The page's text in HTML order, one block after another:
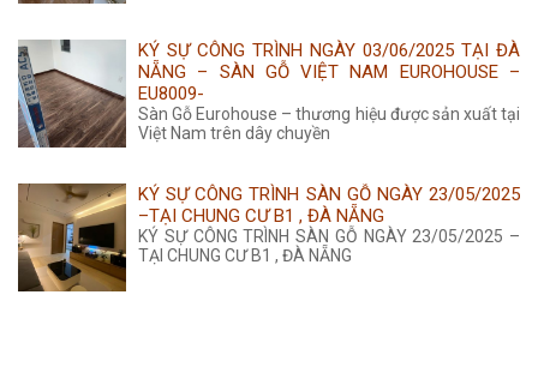
KÝ SỰ CÔNG TRÌNH NGÀY 03/06/2025 TẠI ĐÀ
NẴNG – SÀN GỖ VIỆT NAM EUROHOUSE –
EU8009-
Sàn Gỗ Eurohouse – thương hiệu được sản xuất tại
Việt Nam trên dây chuyền
KÝ SỰ CÔNG TRÌNH SÀN GỖ NGÀY 23/05/2025
–TẠI CHUNG CƯ B1 , ĐÀ NẴNG
KÝ SỰ CÔNG TRÌNH SÀN GỖ NGÀY 23/05/2025 –
TẠI CHUNG CƯ B1 , ĐÀ NẴNG